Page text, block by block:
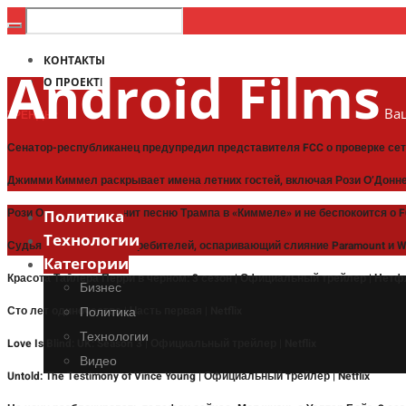
КОНТАКТЫ
О ПРОЕКТЕ
ТРЕНДЫ:
Сенатор-республиканец предупредил представителя FCC о проверке
Джимми Киммел раскрывает имена летних гостей, включая Рози
Рози О’Доннелл дразнит песню Трампа в «Киммеле» и не беспокоится о
Судья отклонил иск потребителей, оспаривающий слияние Paramount и
Красота Тайлера Перри в черном: 3 сезон | Официальный трейлер |
Сто лет одиночества | Часть первая | Netflix
Love Is Blind: UK: Season 3 | Официальный трейлер | Netflix
Untold: The Testimony of Vince Young | Официальный трейлер | Netflix
Android Films
Политика
Технологии
Категории
Бизнес
Политика
Технологии
Видео